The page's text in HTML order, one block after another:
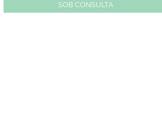
SOB CONSULTA